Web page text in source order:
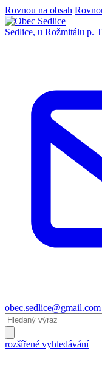
Rovnou na obsah
Sedlice, u Rožmitálu p.
obec.sedlice@gmail.com
rozšířené vyhledávání